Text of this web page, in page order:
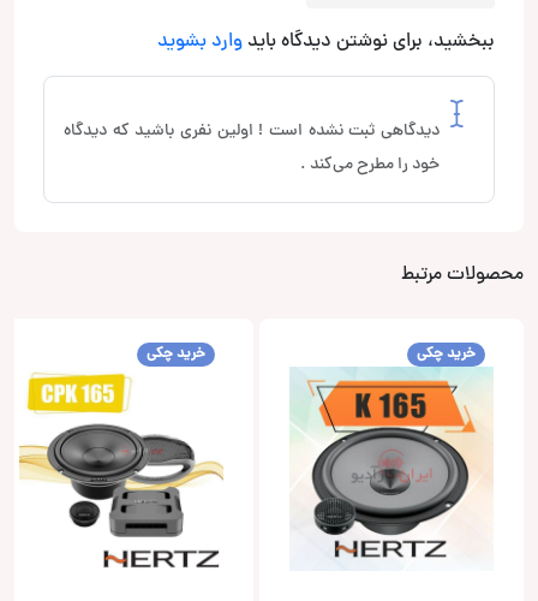
ببخشید، برای نوشتن دیدگاه باید وارد بشوید
دیدگاهی ثبت نشده است ! اولین نفری باشید که دیدگاه
خود را مطرح می‌کند .
محصولات مرتبط
خرید چکی خرید چکی